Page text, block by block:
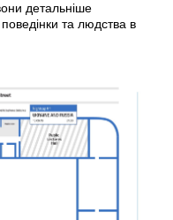
детальніше
та людства в